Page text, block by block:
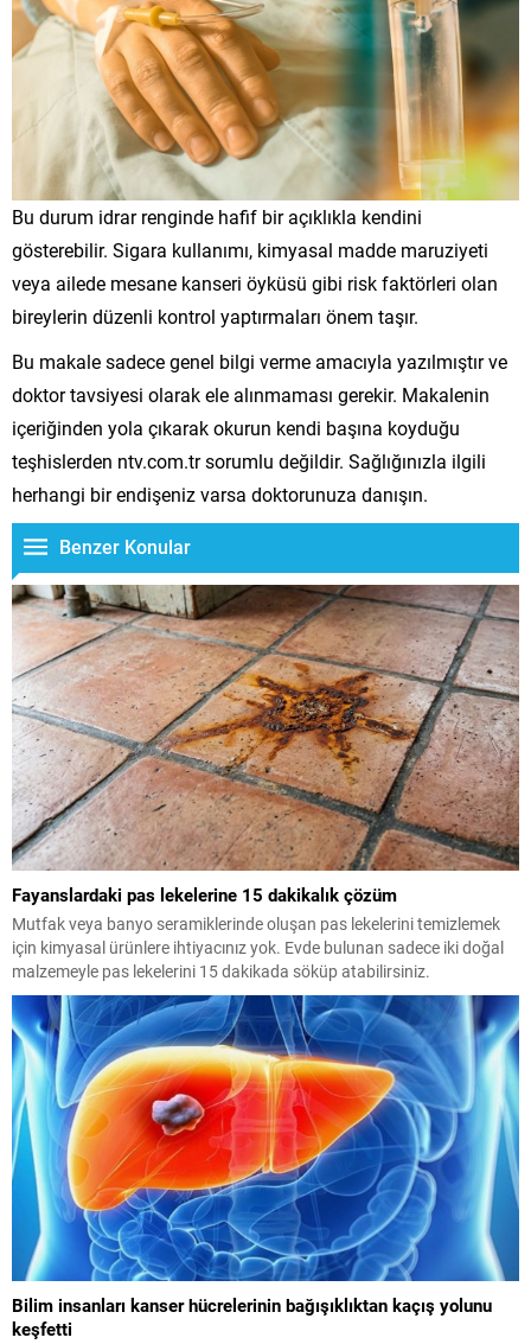
Bu durum idrar renginde hafif bir açıklıkla kendini
gösterebilir. Sigara kullanımı, kimyasal madde maruziyeti
veya ailede mesane kanseri öyküsü gibi risk faktörleri olan
bireylerin düzenli kontrol yaptırmaları önem taşır.
Bu makale sadece genel bilgi verme amacıyla yazılmıştır ve
doktor tavsiyesi olarak ele alınmaması gerekir. Makalenin
içeriğinden yola çıkarak okurun kendi başına koyduğu
teşhislerden ntv.com.tr sorumlu değildir. Sağlığınızla ilgili
herhangi bir endişeniz varsa doktorunuza danışın.
Benzer Konular
Fayanslardaki pas lekelerine 15 dakikalık çözüm
Mutfak veya banyo seramiklerinde oluşan pas lekelerini temizlemek
için kimyasal ürünlere ihtiyacınız yok. Evde bulunan sadece iki doğal
malzemeyle pas lekelerini 15 dakikada söküp atabilirsiniz.
Bilim insanları kanser hücrelerinin bağışıklıktan kaçış yolunu
keşfetti